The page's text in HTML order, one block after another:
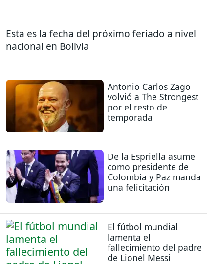
Esta es la fecha del próximo feriado a nivel
nacional en Bolivia
Antonio Carlos Zago
volvió a The Strongest
por el resto de
temporada
De la Espriella asume
como presidente de
Colombia y Paz manda
una felicitación
El fútbol mundial
lamenta el
fallecimiento del padre
de Lionel Messi